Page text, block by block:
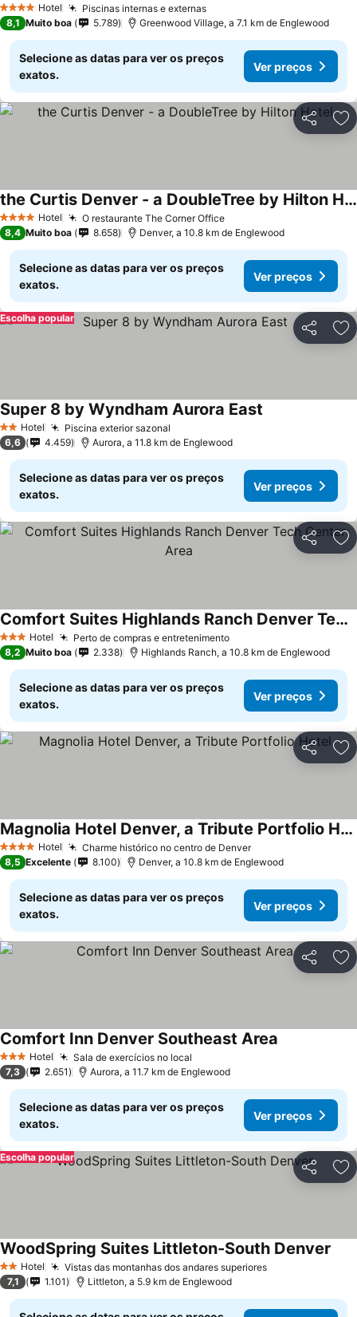
4 EstrelasHotel Piscinas internas e externas
8,1 Muito boa 5.789 Greenwood Village, a 7.1 km de Englewood
Selecione as datas para ver os preços
exatos.
Ver preços
Partilhar
4 EstrelasHotel O restaurante The Corner Office
the Curtis Denver - a DoubleTree by Hilton Hotel
8,4 Muito boa 8.658 Denver, a 10.8 km de Englewood
Selecione as datas para ver os preços
exatos.
Ver preços
Partilhar
Escolha popular
2 Estrelas
Hotel Piscina exterior sazonal
Super 8 by Wyndham Aurora East
6,6 4.459 Aurora, a 11.8 km de Englewood
Selecione as datas para ver os preços
exatos.
Ver preços
Partilhar
3 EstrelasHotel Perto de compras e entretenimento
Comfort Suites Highlands Ranch Denver Tech Center Area
8,2 Muito boa 2.338 Highlands Ranch, a 10.8 km de Englewood
Selecione as datas para ver os preços
exatos.
Ver preços
Partilhar
4 EstrelasHotel Charme histórico no centro de Denver
Magnolia Hotel Denver, a Tribute Portfolio Hotel
8,5 Excelente 8.100 Denver, a 10.8 km de Englewood
Selecione as datas para ver os preços
exatos.
Ver preços
Partilhar
3 EstrelasHotel Sala de exercícios no local
Comfort Inn Denver Southeast Area
7,3 2.651 Aurora, a 11.7 km de Englewood
Selecione as datas para ver os preços
exatos.
Ver preços
Partilhar
Escolha popular
2 Estrelas
Hotel Vistas das montanhas dos andares superiores
WoodSpring Suites Littleton-South Denver
7,1 1.101 Littleton, a 5.9 km de Englewood